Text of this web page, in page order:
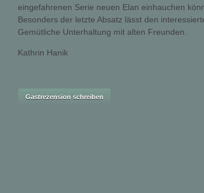
eingefahrenen Serie neuen Elan einhauchen
Besonders der letzte Absatz lässt den
Gemütliche Unterhaltung mit alten Freunden.
Kathrin Hanik